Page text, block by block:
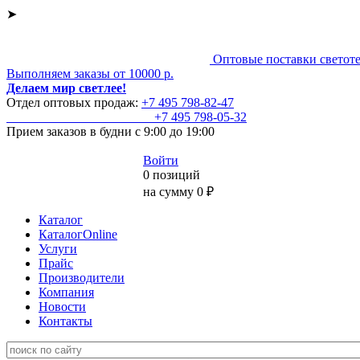
➤
Оптовые поставки
Выполняем заказы от 10000 р.
Делаем мир светлее!
Отдел оптовых продаж: +7 495 798-82-47
+7 495 798-05-32
Прием заказов в будни с 9:00 до 19:00
Войти
0 позиций
на сумму 0 ₽
Каталог
КаталогOnline
Услуги
Прайс
Производители
Компания
Новости
Контакты